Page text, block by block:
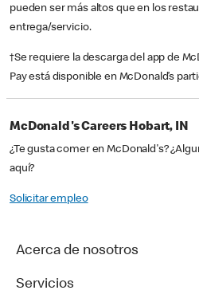
pueden ser más altos que en los
entrega/servicio.
†Se requiere la descarga del app de
Pay está disponible en McDonald’s
McDonald's Careers Hobart, IN
¿Te gusta comer en McDonald's?
aquí?
Solicitar empleo
Acerca de nosotros
Servicios